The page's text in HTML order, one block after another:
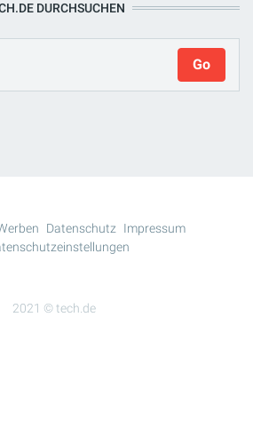
DURCHSUCHEN
2021 © tech.de
Datenschutz
Impressum